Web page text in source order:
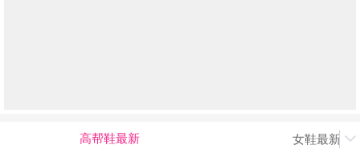
高帮鞋最新 女鞋最新上
